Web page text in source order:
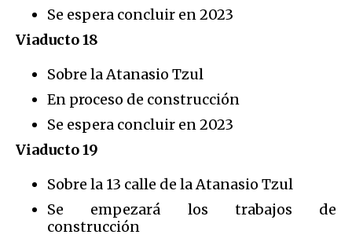
Se espera concluir en 2023
Viaducto 18
Sobre la Atanasio Tzul
En proceso de construcción
Se espera concluir en 2023
Viaducto 19
Sobre la 13 calle de la Atanasio Tzul
Se empezará los trabajos de
construcción